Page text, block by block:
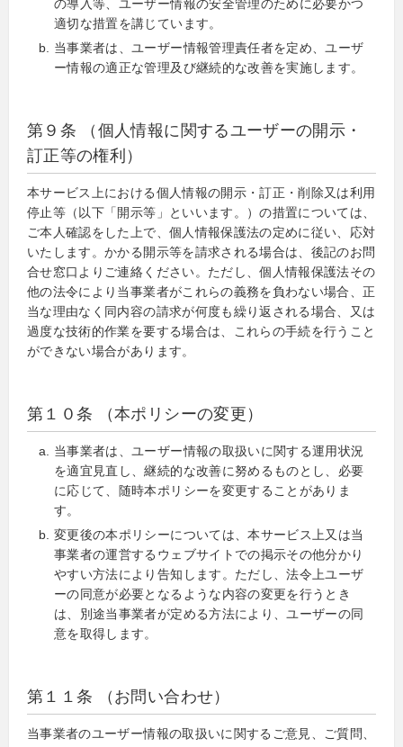
の導入等、ユーザー情報の安全管理のために必要かつ
適切な措置を講じています。
当事業者は、ユーザー情報管理責任者を定め、ユーザ
ー情報の適正な管理及び継続的な改善を実施します。
第９条 （個人情報に関するユーザーの開示・
訂正等の権利）
本サービス上における個人情報の開示・訂正・削除又は利用
停止等（以下「開示等」といいます。）の措置については、
ご本人確認をした上で、個人情報保護法の定めに従い、応対
いたします。かかる開示等を請求される場合は、後記のお問
合せ窓口よりご連絡ください。ただし、個人情報保護法その
他の法令により当事業者がこれらの義務を負わない場合、正
当な理由なく同内容の請求が何度も繰り返される場合、又は
過度な技術的作業を要する場合は、これらの手続を行うこと
ができない場合があります。
第１０条 （本ポリシーの変更）
当事業者は、ユーザー情報の取扱いに関する運用状況
を適宜見直し、継続的な改善に努めるものとし、必要
に応じて、随時本ポリシーを変更することがありま
す。
変更後の本ポリシーについては、本サービス上又は当
事業者の運営するウェブサイトでの掲示その他分かり
やすい方法により告知します。ただし、法令上ユーザ
ーの同意が必要となるような内容の変更を行うとき
は、別途当事業者が定める方法により、ユーザーの同
意を取得します。
第１１条 （お問い合わせ）
当事業者のユーザー情報の取扱いに関するご意見、ご質問、